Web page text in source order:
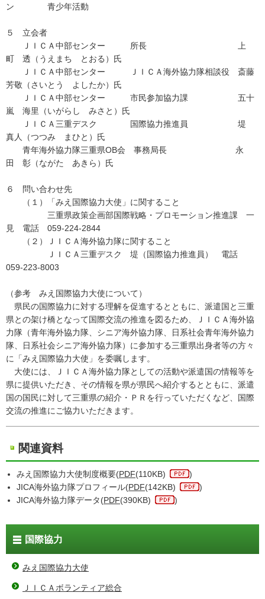
ン 青少年活動
５ 立会者
ＪＩＣＡ中部センター 所長 上
町 透（うえまち とおる）氏
ＪＩＣＡ中部センター ＪＩＣＡ海外協力隊相談役 斎藤
芳敬（さいとう よしたか）氏
ＪＩＣＡ中部センター 市民参加協力課 五十
嵐 海里（いがらし みさと）氏
ＪＩＣＡ三重デスク 国際協力推進員 堤
真人（つつみ まひと）氏
青年海外協力隊三重県OB会 事務局長 永
田 彰（ながた あきら）氏
６ 問い合わせ先
（１）「みえ国際協力大使」に関すること
三重県政策企画部国際戦略・プロモーション推進課 一
見 電話 059-224-2844
（２）ＪＩＣＡ海外協力隊に関すること
ＪＩＣＡ三重デスク 堤（国際協力推進員） 電話
059-223-8003
（参考 みえ国際協力大使について）
県民の国際協力に対する理解を促進するとともに、派遣国と三重
県との架け橋となって国際交流の推進を図るため、ＪＩＣＡ海外協
力隊（青年海外協力隊、シニア海外協力隊、日系社会青年海外協力
隊、日系社会シニア海外協力隊）に参加する三重県出身者等の方々
に「みえ国際協力大使」を委嘱します。
大使には、ＪＩＣＡ海外協力隊としての活動や派遣国の情報等を
県に提供いただき、その情報を県が県民へ紹介するとともに、派遣
国の国民に対して三重県の紹介・ＰＲを行っていただくなど、国際
交流の推進にご協力いただきます。
関連資料
みえ国際協力大使制度概要(PDF(110KB)
)
JICA海外協力隊プロフィール(PDF(142KB)
)
JICA海外協力隊データ(PDF(390KB) )
国際協力
みえ国際協力大使
ＪＩＣＡボランティア総合